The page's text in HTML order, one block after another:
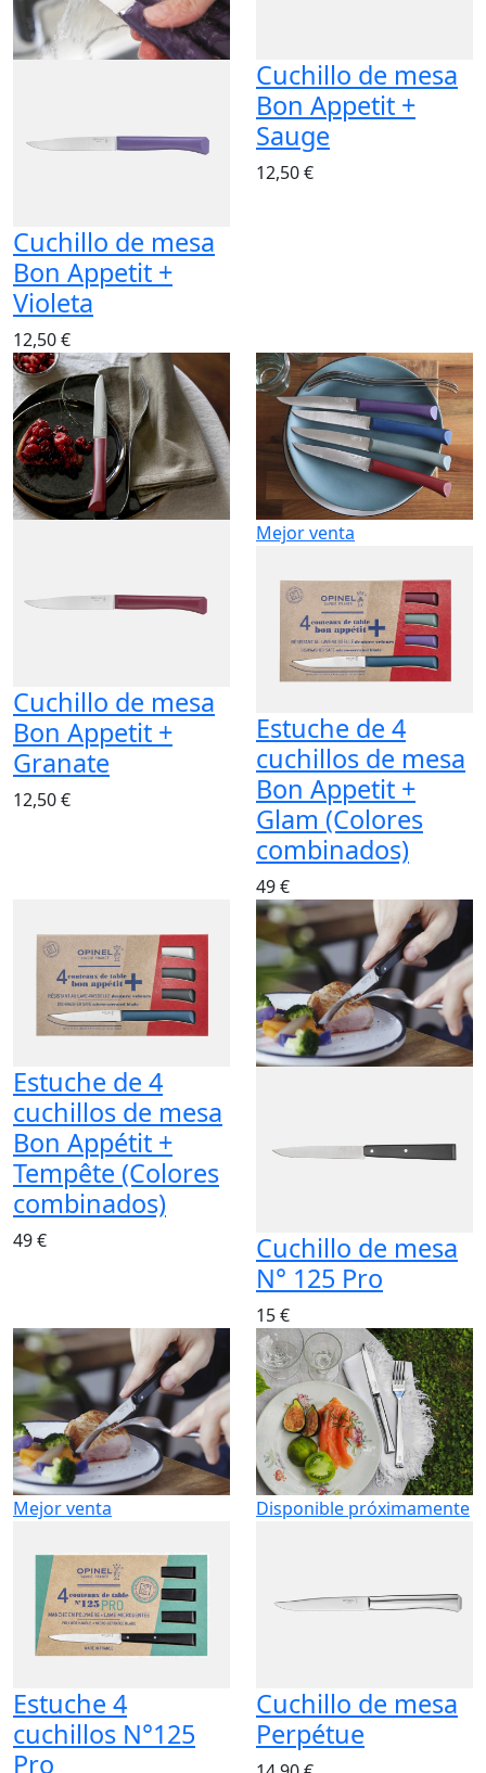
Cuchillo de mesa
Bon Appetit +
Violeta
12,50 €
Cuchillo de mesa
Bon Appetit +
Sauge
12,50 €
Cuchillo de mesa
Bon Appetit +
Granate
12,50 €
Mejor venta
Estuche de 4
cuchillos de mesa
Bon Appetit +
Glam (Colores
combinados)
49 €
Estuche de 4
cuchillos de mesa
Bon Appétit +
Tempête (Colores
combinados)
49 €
Cuchillo de mesa
N° 125 Pro
15 €
Mejor venta
Estuche 4
cuchillos N°125
Pro
Disponible próximamente
Cuchillo de mesa
Perpétue